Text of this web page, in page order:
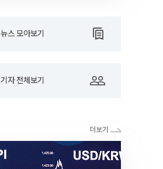
스 모아보기
자 전체보기